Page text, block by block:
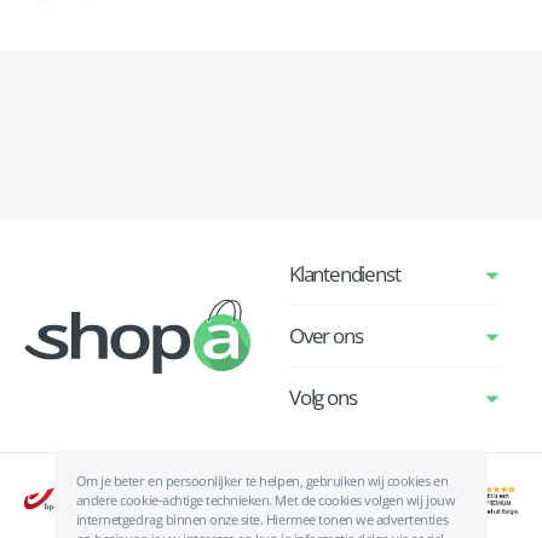
Om je beter en persoonlijker te helpen, gebruiken wij cookies en
andere cookie-achtige technieken. Met de cookies volgen wij jouw
internetgedrag binnen onze site. Hiermee tonen we advertenties
Klantendienst
Over ons
Volg ons